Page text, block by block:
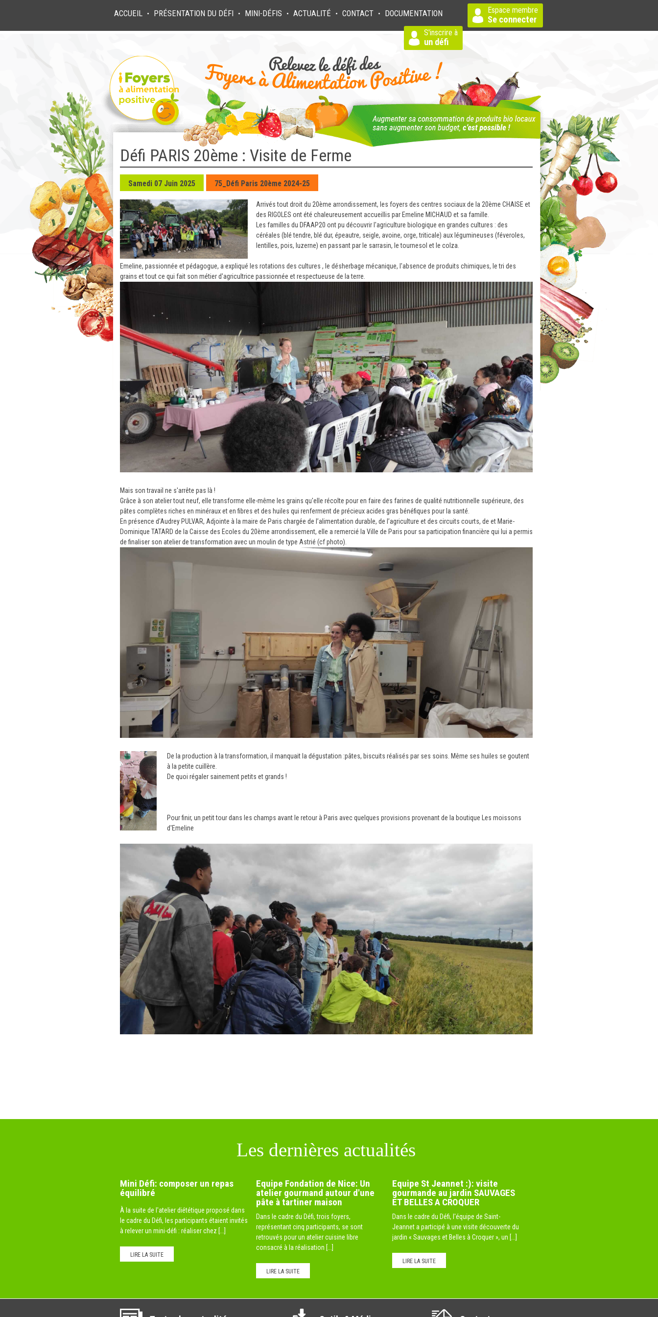
ACCUEIL ● PRÉSENTATION DU DÉFI ● MINI-DÉFIS ● ACTUALITÉ ● CONTACT ● DOCUMENTATION Espace membre
Se connecter
S'inscrire à
un défi
Défi PARIS 20ème : Visite de Ferme
Samedi 07 Juin 2025 75_Défi Paris 20ème 2024-25
Arrivés tout droit du 20ème arrondissement, les foyers des centres sociaux de la 20ème CHAISE et
des RIGOLES ont été chaleureusement accueillis par Emeline MICHAUD et sa famille.
Les familles du DFAAP20 ont pu découvrir l'agriculture biologique en grandes cultures : des
céréales (blé tendre, blé dur, épeautre, seigle, avoine, orge, triticale) aux légumineuses (féveroles,
lentilles, pois, luzerne) en passant par le sarrasin, le tournesol et le colza.
Emeline, passionnée et pédagogue, a expliqué les rotations des cultures , le désherbage mécanique, l'absence de produits chimiques, le tri des
grains et tout ce qui fait son métier d'agricultrice passionnée et respectueuse de la terre.
Mais son travail ne s'arrête pas là !
Grâce à son atelier tout neuf, elle transforme elle-même les grains qu'elle récolte pour en faire des farines de qualité nutritionnelle supérieure, des
pâtes complètes riches en minéraux et en fibres et des huiles qui renferment de précieux acides gras bénéfiques pour la santé.
En présence d'Audrey PULVAR, Adjointe à la maire de Paris chargée de l’alimentation durable, de l’agriculture et des circuits courts, de et Marie-
Dominique TATARD de la Caisse des Ecoles du 20ème arrondissement, elle a remercié la Ville de Paris pour sa participation financière qui lui a permis
de finaliser son atelier de transformation avec un moulin de type Astrié (cf photo).
De la production à la transformation, il manquait la dégustation :pâtes, biscuits réalisés par ses soins. Même ses huiles se goutent
à la petite cuillère.
De quoi régaler sainement petits et grands !
Pour finir, un petit tour dans les champs avant le retour à Paris avec quelques provisions provenant de la boutique
Les moissons
d'Emeline
Les dernières actualités
Mini Défi: composer un repas
équilibré
À la suite de l'atelier diététique proposé dans
le cadre du Défi, les participants étaient invités
à relever un mini-défi : réaliser chez [...]
LIRE LA SUITE
Equipe Fondation de Nice: Un
atelier gourmand autour d'une
pâte à tartiner maison
Dans le cadre du Défi, trois foyers,
représentant cinq participants, se sont
retrouvés pour un atelier cuisine libre
consacré à la réalisation [...]
LIRE LA SUITE
Equipe St Jeannet :): visite
gourmande au jardin SAUVAGES
ET BELLES A CROQUER
Dans le cadre du Défi, l'équipe de Saint-
Jeannet a participé à une visite découverte du
jardin « Sauvages et Belles à Croquer », un [...]
LIRE LA SUITE